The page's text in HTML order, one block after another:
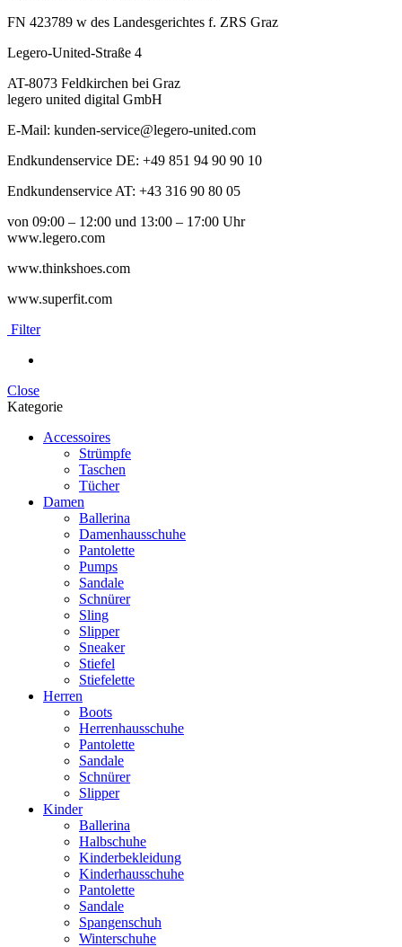
FN 423789 w des Landesgerichtes f. ZRS Graz
Legero-United-Straße 4
AT-8073 Feldkirchen bei Graz
legero united digital GmbH
E-Mail: kunden-service@legero-united.com
Endkundenservice DE: +49 851 94 90 90 10
Endkundenservice AT: +43 316 90 80 05
von 09:00 – 12:00 und 13:00 – 17:00 Uhr
www.legero.com
www.thinkshoes.com
www.superfit.com
Filter
Close
Kategorie
Accessoires
Strümpfe
Taschen
Tücher
Damen
Ballerina
Damenhausschuhe
Pantolette
Pumps
Sandale
Schnürer
Sling
Slipper
Sneaker
Stiefel
Stiefelette
Herren
Boots
Herrenhausschuhe
Pantolette
Sandale
Schnürer
Slipper
Kinder
Ballerina
Halbschuhe
Kinderbekleidung
Kinderhausschuhe
Pantolette
Sandale
Spangenschuh
Winterschuhe